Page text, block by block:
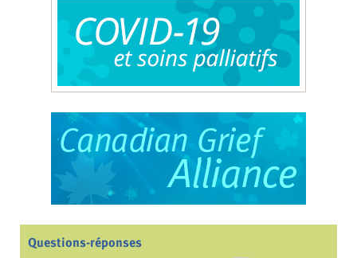
Questions-réponses